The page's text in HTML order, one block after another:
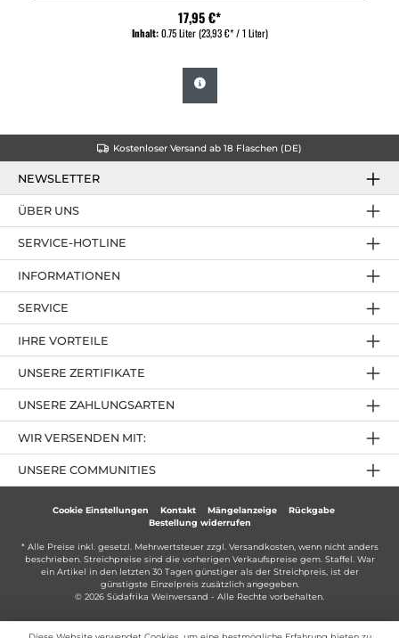
17,95 €*
Inhalt:0.75 Liter(23,93 €* / 1 Liter)
Kostenloser Versand ab 18 Flaschen (DE)
NEWSLETTER
SERVICE-HOTLINE
IHRE VORTEILE
UNSERE ZAHLUNGSARTEN
ÜBER UNS
UNSERE ZERTIFIKATE
INFORMATIONEN
SERVICE
UNSERE COMMUNITIES
WIR VERSENDEN MIT:
Cookie Einstellungen Kontakt Mängelanzeige
Rückgabe
Bestellung widerrufen
* Alle Preise inkl. gesetzl. Mehrwertsteuer zzgl. Versandkosten, wenn nicht anders
beschrieben. Streichpreise sind die vorherigen Verkaufspreise gem. Staffel. War
ein Artikel in den letzten 30 Tagen günstiger als der Streichpreis, ist der
günstigste Einzelpreis zusätzlich angegeben.
© 2026 Südafrika Weinversand - Alle Rechte vorbehalten.